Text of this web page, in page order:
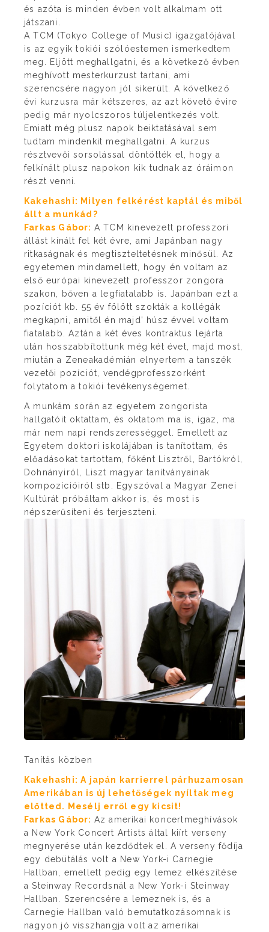
és azóta is minden évben volt alkalmam ott
játszani.
A TCM (Tokyo College of Music) igazgatójával
is az egyik tokiói szólóestemen ismerkedtem
meg. Eljött meghallgatni, és a következő évben
meghívott mesterkurzust tartani, ami
szerencsére nagyon jól sikerült. A következő
évi kurzusra már kétszeres, az azt követő évire
pedig már nyolcszoros túljelentkezés volt.
Emiatt még plusz napok beiktatásával sem
tudtam mindenkit meghallgatni. A kurzus
résztvevői sorsolással döntötték el, hogy a
felkínált plusz napokon kik tudnak az óráimon
részt venni.
Kakehashi: Milyen felkérést kaptál és miből
állt a munkád?
Farkas Gábor: A TCM kinevezett professzori
állást kínált fel két évre, ami Japánban nagy
ritkaságnak és megtiszteltetésnek minősül. Az
egyetemen mindamellett, hogy én voltam az
első európai kinevezett professzor zongora
szakon, bőven a legfiatalabb is. Japánban ezt a
pozíciót kb. 55 év fölött szokták a kollégák
megkapni, amitől én majd’ húsz évvel voltam
fiatalabb. Aztán a két éves kontraktus lejárta
után hosszabbítottunk még két évet, majd most,
miután a Zeneakadémián elnyertem a tanszék
vezetői pozíciót, vendégprofesszorként
folytatom a tokiói tevékenységemet.
A munkám során az egyetem zongorista
hallgatóit oktattam, és oktatom ma is, igaz, ma
már nem napi rendszerességgel. Emellett az
Egyetem doktori iskolájában is tanítottam, és
előadásokat tartottam, főként Lisztről, Bartókról,
Dohnányiról, Liszt magyar tanítványainak
kompozícióiról stb. Egyszóval a Magyar Zenei
Kultúrát próbáltam akkor is, és most is
népszerűsíteni és terjeszteni.
Tanítás közben
Kakehashi: A japán karrierrel párhuzamosan
Amerikában is új lehetőségek nyíltak meg
előtted. Mesélj erről egy kicsit!
Farkas Gábor: Az amerikai koncertmeghívások
a New York Concert Artists által kiírt verseny
megnyerése után kezdődtek el. A verseny fődíja
egy debütálás volt a New York-i Carnegie
Hallban, emellett pedig egy lemez elkészítése
a Steinway Recordsnál a New York-i Steinway
Hallban. Szerencsére a lemeznek is, és a
Carnegie Hallban való bemutatkozásomnak is
nagyon jó visszhangja volt az amerikai